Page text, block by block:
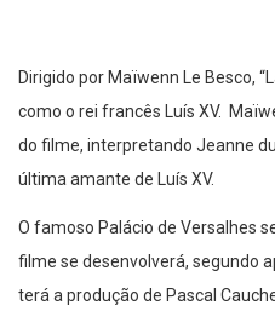
Dirigido por Maïwenn Le Besco,
como o rei francês Luís XV.
do filme, interpretando Jeanne
última amante de Luís XV.
O famoso Palácio de Versalhes
filme se desenvolverá, segundo
terá a produção de Pascal